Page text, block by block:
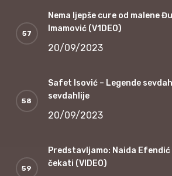
Nema ljepše cure od malene
Imamović (V1DEO)
20/09/2023
Safet Isović – Legende
sevdahlije
20/09/2023
Predstavljamo: Naida Efendić
čekati (VIDEO)